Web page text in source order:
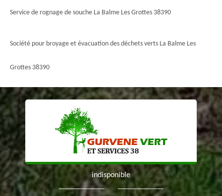
Service de rognage de souche La Balme Les Grottes 38390
Société pour broyage et évacuation des déchets verts La Balme Les
Grottes 38390
indisponible